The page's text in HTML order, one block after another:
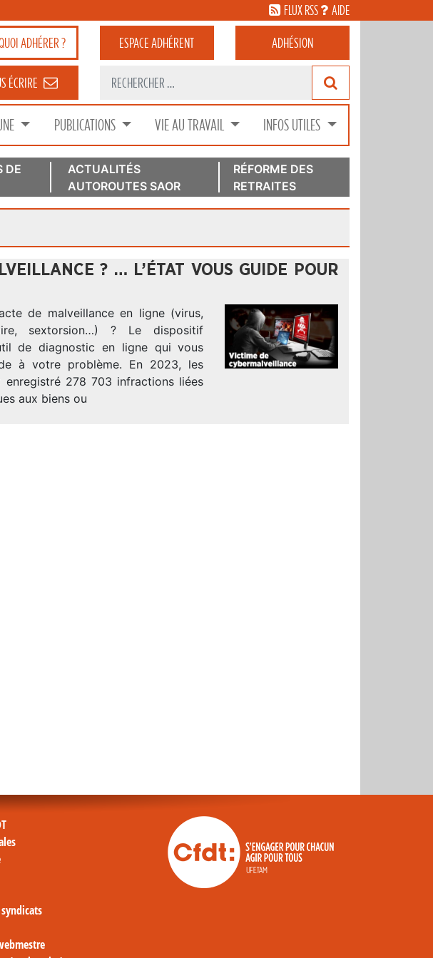
FLUX RSS AIDE
ADHÉRER ? ESPACEADHÉRENT ADHÉSION
ÉCRIRE
PUBLICATIONS VIE AU TRAVAIL INFOS UTILES
DE
ACTUALITÉS
AUTOROUTES SAOR
RÉFORME DES
RETRAITES
? … L’ÉTAT VOUS GUIDE POUR
de malveillance en ligne (virus,
sextorsion…) ? Le dispositif
de diagnostic en ligne qui vous
à votre problème. En 2023, les
278 703 infractions liées
aux biens ou